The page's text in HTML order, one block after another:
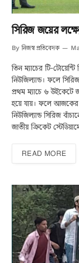
সিরিজ জয়ের
By নিজস্ব প্রতিবেদক
তিন ম্যাচের টি-টোয়েন্টি
নিউজিল্যান্ড। ফলে
প্রথম ম্যাচে ৬ উইকেটে
হয়ে যায়। ফলে আজকের
নিউজিল্যান্ড সিরিজ
জাতীয় ক্রিকেট
READ MORE